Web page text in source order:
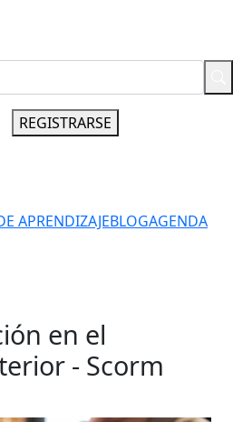
REGISTRARSE
APRENDIZAJEBLOGAGENDA
en el
- Scorm